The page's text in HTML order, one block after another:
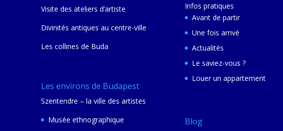
Visite des ateliers d’artiste
Divinités antiques au centre-ville
Les collines de Buda
Les environs de Budapest
Szentendre – la ville des artistes
Musée ethnographique
Infos pratiques
Avant de partir
Une fois arrivé
Actualités
Le saviez-vous ?
Louer un appartement
Blog